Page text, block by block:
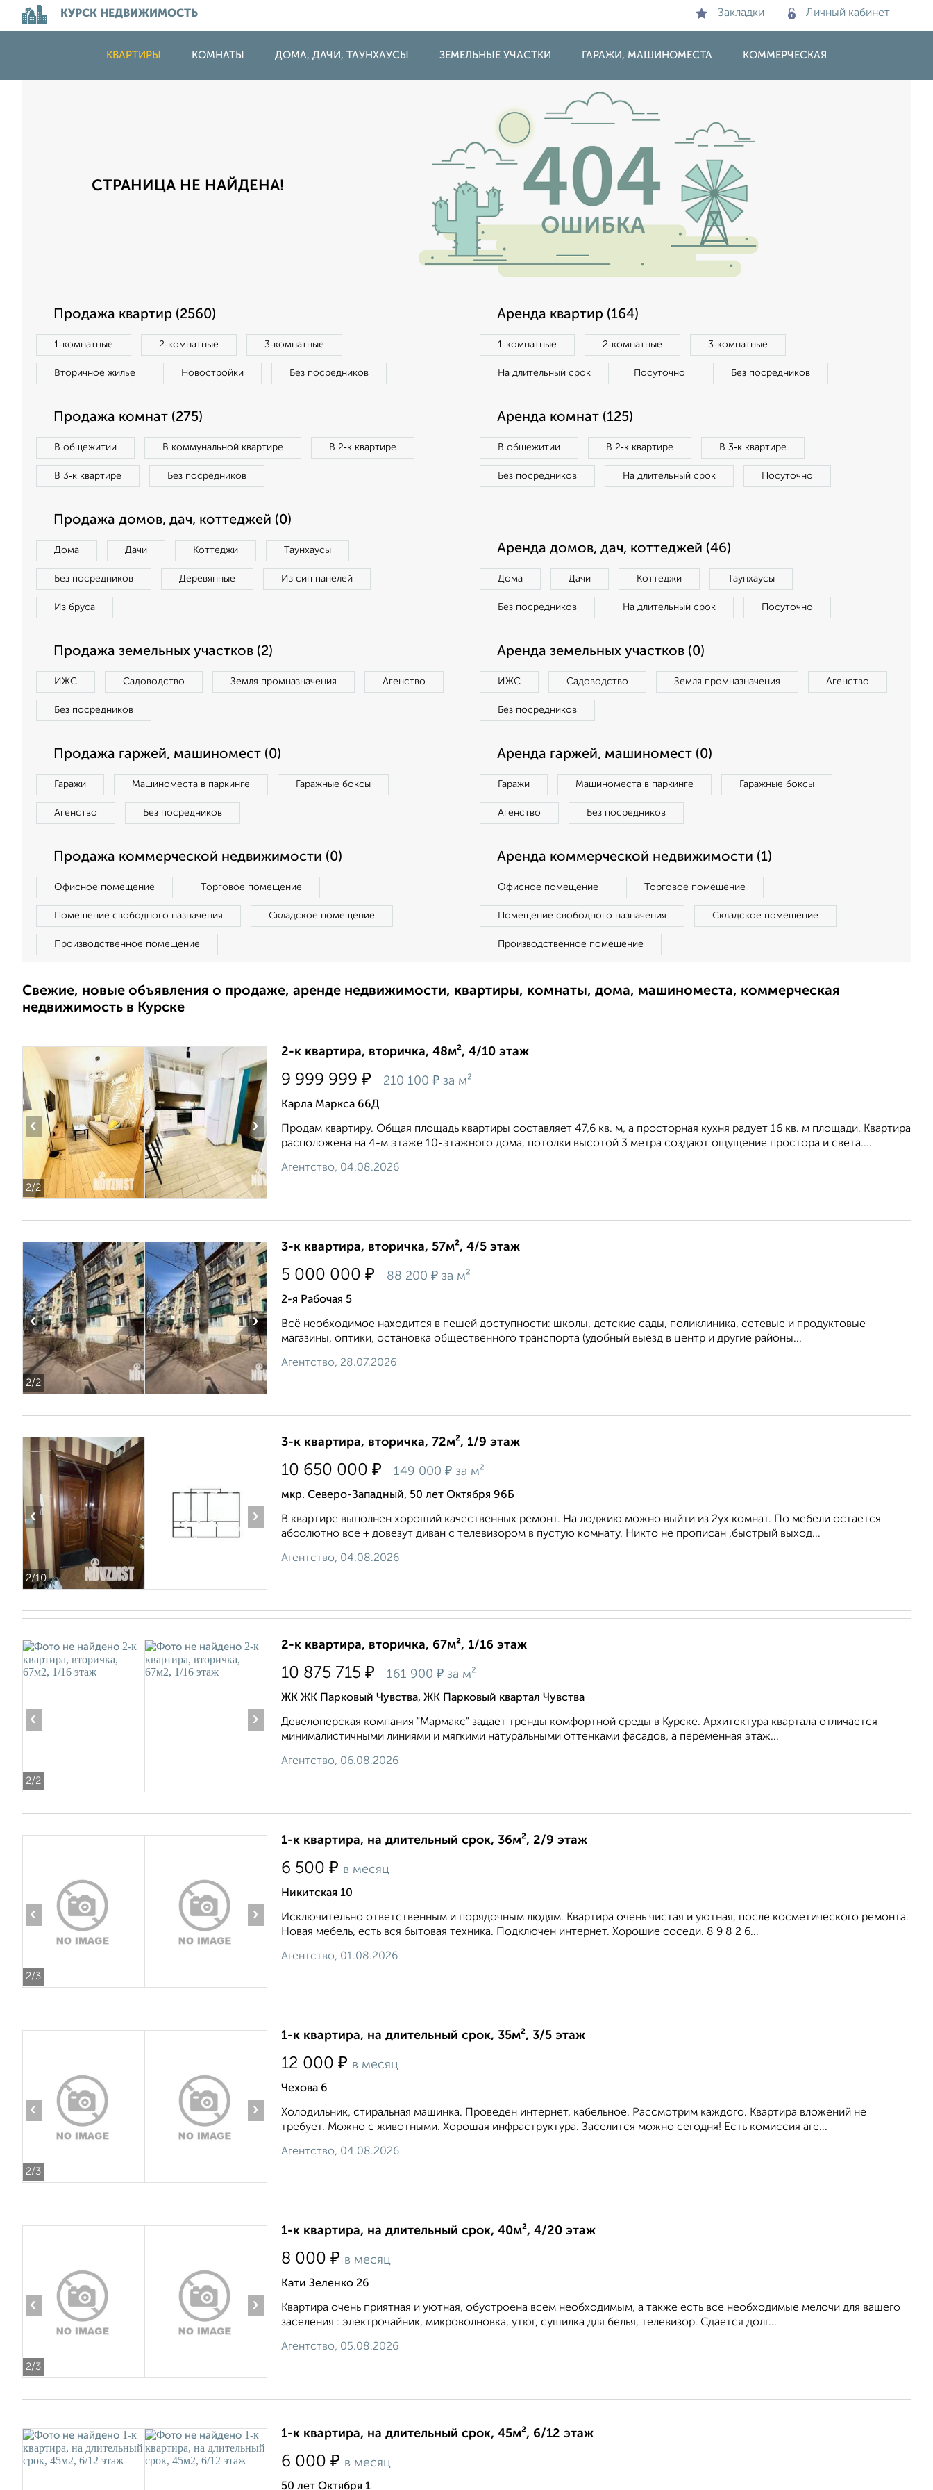
КУРСК НЕДВИЖИМОСТЬ Закладки Личный кабинет
КВАРТИРЫ КОМНАТЫ ДОМА, ДАЧИ, ТАУНХАУСЫ ЗЕМЕЛЬНЫЕ УЧАСТКИ ГАРАЖИ, МАШИНОМЕСТА КОММЕРЧЕСКАЯ
СТРАНИЦА НЕ НАЙДЕНА!
Продажа квартир (2560)
1‑комнатные 2‑комнатные 3‑комнатные
Вторичное жилье Новостройки Без посредников
Аренда квартир (164)
1‑комнатные 2‑комнатные 3‑комнатные
На длительный срок Посуточно Без посредников
Продажа комнат (275)
В общежитии В коммунальной квартире В 2‑к квартире
В 3‑к квартире Без посредников
Аренда комнат (125)
В общежитии В 2‑к квартире В 3‑к квартире
Без посредников На длительный срок Посуточно
Продажа домов, дач, коттеджей (0)
Дома Дачи Коттеджи Таунхаусы
Без посредников Деревянные Из сип панелей
Из бруса
Аренда домов, дач, коттеджей (46)
Дома Дачи Коттеджи Таунхаусы
Без посредников На длительный срок Посуточно
Продажа земельных участков (2)
ИЖС Садоводство Земля промназначения Агенство
Без посредников
Аренда земельных участков (0)
ИЖС Садоводство Земля промназначения Агенство
Без посредников
Продажа гаржей, машиномест (0)
Гаражи Машиноместа в паркинге Гаражные боксы
Агенство Без посредников
Аренда гаржей, машиномест (0)
Гаражи Машиноместа в паркинге Гаражные боксы
Агенство Без посредников
Продажа коммерческой недвижимости (0)
Офисное помещение Торговое помещение
Помещение свободного назначения Складское помещение
Производственное помещение
Аренда коммерческой недвижимости (1)
Офисное помещение Торговое помещение
Помещение свободного назначения Складское помещение
Производственное помещение
Свежие, новые объявления о продаже, аренде недвижимости, квартиры, комнаты, дома, машиноместа, коммерческая
недвижимость в Курске
2/2
‹ ›
2-к квартира, вторичка, 48м², 4/10 этаж
9 999 999 ₽ 210 100 ₽ за м²
Карла Маркса 66Д
Продам квартиру. Общая площадь квартиры составляет 47,6 кв. м, а просторная кухня радует 16 кв. м площади. Квартира
расположена на 4-м этаже 10-этажного дома, потолки высотой 3 метра создают ощущение простора и света....
Агентство, 04.08.2026
2/2
‹ ›
3-к квартира, вторичка, 57м², 4/5 этаж
5 000 000 ₽ 88 200 ₽ за м²
2-я Рабочая 5
Всё необходимое находится в пешей доступности: школы, детские сады, поликлиника, сетевые и продуктовые
магазины, оптики, остановка общественного транспорта (удобный выезд в центр и другие районы...
Агентство, 28.07.2026
2/10
‹ ›
3-к квартира, вторичка, 72м², 1/9 этаж
10 650 000 ₽ 149 000 ₽ за м²
мкр. Северо-Западный, 50 лет Октября 96Б
В квартире выполнен хороший качественных ремонт. На лоджию можно выйти из 2ух комнат. По мебели остается
абсолютно все + довезут диван с телевизором в пустую комнату. Никто не прописан ,быстрый выход...
Агентство, 04.08.2026
2/2
‹ ›
2-к квартира, вторичка, 67м², 1/16 этаж
10 875 715 ₽ 161 900 ₽ за м²
ЖК ЖК Парковый Чувства, ЖК Парковый квартал Чувства
Девелоперская компания "Мармакс" задает тренды комфортной среды в Курске. Архитектура квартала отличается
минималистичными линиями и мягкими натуральными оттенками фасадов, а переменная этаж...
Агентство, 06.08.2026
2/3
‹ ›
1-к квартира, на длительный срок, 36м², 2/9 этаж
6 500 ₽ в месяц
Никитская 10
Исключительно ответственным и порядочным людям. Квартира очень чистая и уютная, после косметического ремонта.
Новая мебель, есть вся бытовая техника. Подключен интернет. Хорошие соседи. 8 9 8 2 6...
Агентство, 01.08.2026
2/3
‹ ›
1-к квартира, на длительный срок, 35м², 3/5 этаж
12 000 ₽ в месяц
Чехова 6
Холодильник, стиральная машинка. Проведен интернет, кабельное. Рассмотрим каждого. Квартира вложений не
требует. Можно с животными. Хорошая инфраструктура. Заселится можно сегодня! Есть комиссия аге...
Агентство, 04.08.2026
2/3
‹ ›
1-к квартира, на длительный срок, 40м², 4/20 этаж
8 000 ₽ в месяц
Кати Зеленко 26
Квартира очень приятная и уютная, обустроена всем необходимым, а также есть все необходимые мелочи для вашего
заселения : электрочайник, микроволновка, утюг, сушилка для белья, телевизор. Сдается долг...
Агентство, 05.08.2026
1-к квартира, на длительный срок, 45м², 6/12 этаж
6 000 ₽ в месяц
50 лет Октября 1